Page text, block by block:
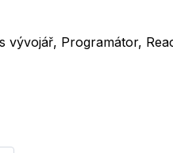
vývojář, Programátor,